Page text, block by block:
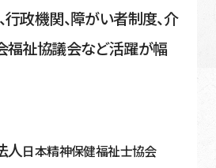
政機関、障がい者制度、介
福祉協議会など活躍が幅
人日本精神保健福祉士協会